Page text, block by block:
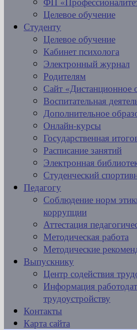
Целевое обучение
Студенту
Целевое обучение
Кабинет психолога
Электронный журнал
Родителям
Сайт «Дистанционное
Воспитательная
Дополнительное
Онлайн-курсы
Государственная
Расписание занятий
Электронная
Студенческий
Педагогу
Соблюдение норм
коррупции
Аттестация
Методическая работа
Методические
Выпускнику
Центр содействия
Информация
трудоустройству
Контакты
Карта сайта